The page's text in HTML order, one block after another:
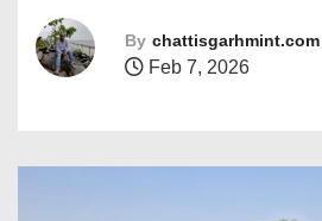
By chattisgarhmint.com
Feb 7, 2026